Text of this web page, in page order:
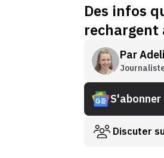
Des infos
rechargent
Par
Discuter